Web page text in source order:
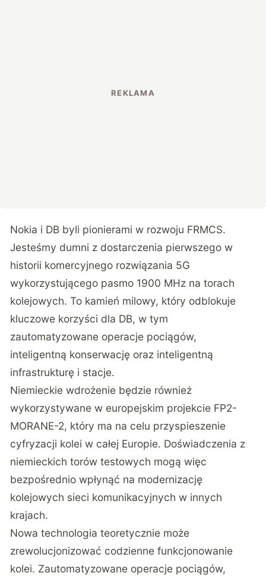
Nokia i DB byli pionierami w rozwoju FRMCS.
Jesteśmy dumni z dostarczenia pierwszego w
historii komercyjnego rozwiązania 5G
wykorzystującego pasmo 1900 MHz na torach
kolejowych. To kamień milowy, który odblokuje
kluczowe korzyści dla DB, w tym
zautomatyzowane operacje pociągów,
inteligentną konserwację oraz inteligentną
infrastrukturę i stacje.
Niemieckie wdrożenie będzie również
wykorzystywane w europejskim projekcie FP2-
MORANE-2, który ma na celu przyspieszenie
cyfryzacji kolei w całej Europie. Doświadczenia z
niemieckich torów testowych mogą więc
bezpośrednio wpłynąć na modernizację
kolejowych sieci komunikacyjnych w innych
krajach.
Nowa technologia teoretycznie może
zrewolucjonizować codzienne funkcjonowanie
kolei. Zautomatyzowane operacje pociągów,